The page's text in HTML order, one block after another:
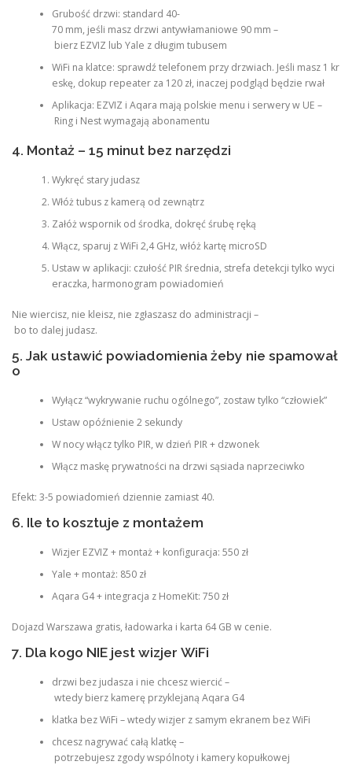
Grubość drzwi: standard 40-
70 mm, jeśli masz drzwi antywłamaniowe 90 mm –
bierz EZVIZ lub Yale z długim tubusem
WiFi na klatce: sprawdź telefonem przy drzwiach. Jeśli masz 1 kr
eskę, dokup repeater za 120 zł, inaczej podgląd będzie rwał
Aplikacja: EZVIZ i Aqara mają polskie menu i serwery w UE –
Ring i Nest wymagają abonamentu
4. Montaż – 15 minut bez narzędzi
Wykręć stary judasz
Włóż tubus z kamerą od zewnątrz
Załóż wspornik od środka, dokręć śrubę ręką
Włącz, sparuj z WiFi 2,4 GHz, włóż kartę microSD
Ustaw w aplikacji: czułość PIR średnia, strefa detekcji tylko wyci
eraczka, harmonogram powiadomień
Nie wiercisz, nie kleisz, nie zgłaszasz do administracji –
bo to dalej judasz.
5. Jak ustawić powiadomienia żeby nie spamował
o
Wyłącz “wykrywanie ruchu ogólnego”, zostaw tylko “człowiek”
Ustaw opóźnienie 2 sekundy
W nocy włącz tylko PIR, w dzień PIR + dzwonek
Włącz maskę prywatności na drzwi sąsiada naprzeciwko
Efekt: 3-5 powiadomień dziennie zamiast 40.
6. Ile to kosztuje z montażem
Wizjer EZVIZ + montaż + konfiguracja: 550 zł
Yale + montaż: 850 zł
Aqara G4 + integracja z HomeKit: 750 zł
Dojazd Warszawa gratis, ładowarka i karta 64 GB w cenie.
7. Dla kogo NIE jest wizjer WiFi
drzwi bez judasza i nie chcesz wiercić –
wtedy bierz kamerę przyklejaną Aqara G4
klatka bez WiFi – wtedy wizjer z samym ekranem bez WiFi
chcesz nagrywać całą klatkę –
potrzebujesz zgody wspólnoty i kamery kopułkowej